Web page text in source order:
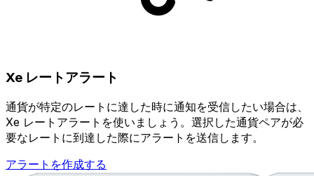
Xe レートアラート
通貨が特定のレートに達した時に通知を受信したい場合は、
Xe レートアラートを使いましょう。選択した通貨ペアが必
要なレートに到達した際にアラートを送信します。
アラートを作成する